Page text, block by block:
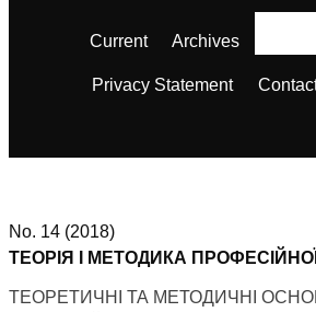
Current Archives
Privacy Statement
No. 14 (2018)
ТЕОРІЯ І МЕТОДИКА
ТЕОРЕТИЧНІ ТА МЕТОДИЧНІ